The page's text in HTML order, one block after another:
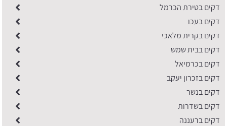
דקים בטירת הכרמל
דקים בעכו
דקים בקרית מלאכי
דקים בבית שמש
דקים בכרמיאל
דקים בזכרון יעקב
דקים בנשר
דקים בשדרות
דקים ברעננה